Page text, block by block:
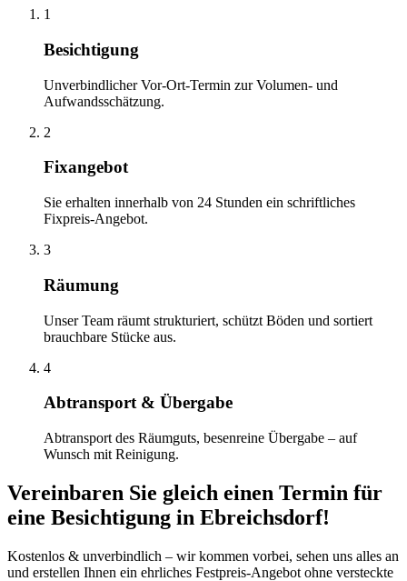
1
Besichtigung
Unverbindlicher Vor-Ort-Termin zur Volumen- und
Aufwandsschätzung.
2
Fixangebot
Sie erhalten innerhalb von 24 Stunden ein schriftliches
Fixpreis-Angebot.
3
Räumung
Unser Team räumt strukturiert, schützt Böden und sortiert
brauchbare Stücke aus.
4
Abtransport & Übergabe
Abtransport des Räumguts, besenreine Übergabe – auf
Wunsch mit Reinigung.
Vereinbaren Sie gleich einen Termin für
eine Besichtigung in Ebreichsdorf!
Kostenlos & unverbindlich – wir kommen vorbei, sehen uns alles an
und erstellen Ihnen ein ehrliches Festpreis-Angebot ohne versteckte